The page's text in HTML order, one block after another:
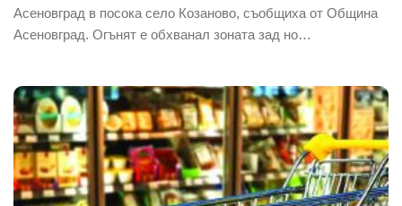
Асеновград в посока село Козаново, съобщиха от Община
Асеновград. Огънят е обхванал зоната зад но…